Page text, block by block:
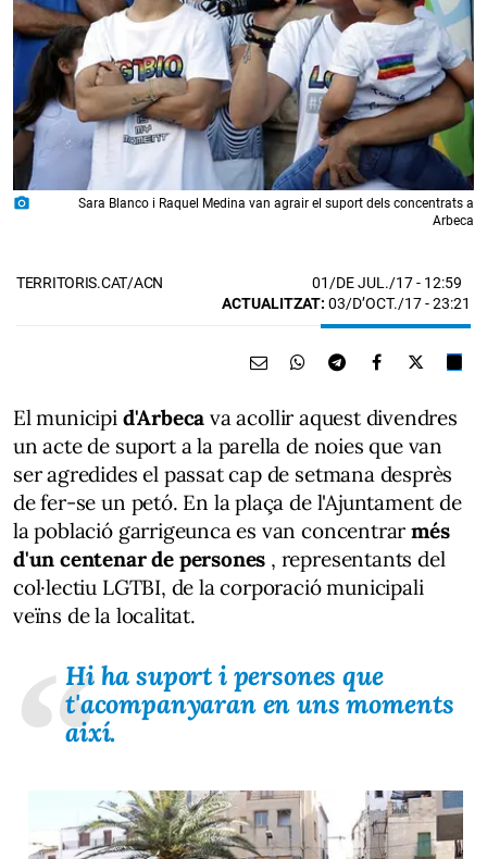
photo_camera
Sara Blanco i Raquel Medina van agrair el suport dels concentrats a
Arbeca
TERRITORIS.CAT/ACN 01/DE JUL./17- 12:59
ACTUALITZAT: 03/D’OCT./17 - 23:21
El municipi d'Arbecava acollir aquest divendres
un acte de suport a la parella de noies que van
ser agredides el passat cap de setmana desprès
de fer-se un petó. En la plaça de l'Ajuntament de
la població garrigeunca es van concentrarmés
d'un centenar de persones , representants del
col·lectiu LGTBI, de la corporació municipali
veïns de la localitat.
Hi ha suport i persones que
t'acompanyaran en uns moments
així.